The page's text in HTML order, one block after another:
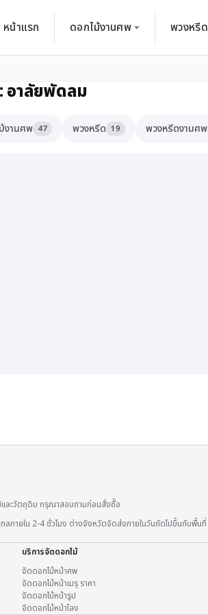
หน้าแรก ดอกไม้งานศพ พวงหรีด
อาลัยพัดลม
งานศพ 47 พวงหรีด 19 พวงหรีดงานศพ
และวัตถุดิบ กรุณาสอบถามก่อนสั่งซื้อ
ภายใน 2-4 ชั่วโมง ต่างจังหวัดจัดส่งภายในวันถัดไปขึ้นกับพื้นที่
บริการจัดดอกไม้
จัดดอกไม้หน้าศพ
จัดดอกไม้หน้าเมรุ ราคา
จัดดอกไม้หน้ารูป
จัดดอกไม้หน้าโลง